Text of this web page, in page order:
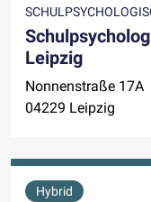
Leipzig
Nonnenstraße 17A
04229 Leipzig
Hybrid